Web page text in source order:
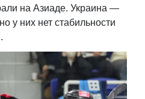
на Азиаде. Украина —
у них нет стабильности